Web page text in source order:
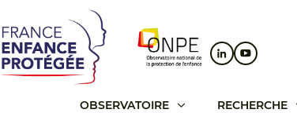
au
contenu
principal
au
menu
principal
au
pied
de
page
OBSERVATOIRE RECHERCHE